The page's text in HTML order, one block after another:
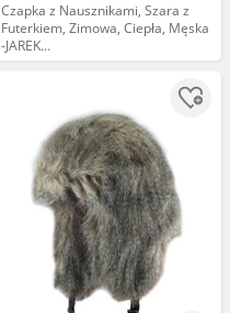
Czapka z Nausznikami, Szara z
Futerkiem, Zimowa, Ciepła, Męska
-JAREK
CPAJARUSZANKAAWUP062szara